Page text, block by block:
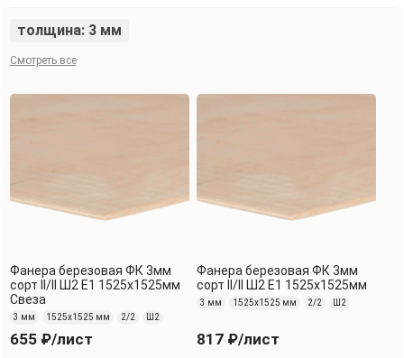
толщина: 3 мм
Смотреть все
Фанера березовая ФК 3мм
сорт II/II Ш2 Е1 1525х1525мм
Свеза
3 мм 1525х1525 мм 2/2 Ш2
655 ₽/лист
Фанера березовая ФК 3мм
сорт II/II Ш2 Е1 1525х1525мм
3 мм 1525х1525 мм 2/2 Ш2
817 ₽/лист